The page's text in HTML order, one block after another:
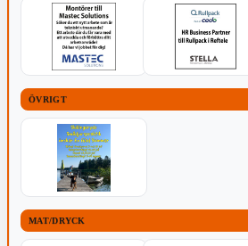
ÖVRIGT
MAT/DRYCK